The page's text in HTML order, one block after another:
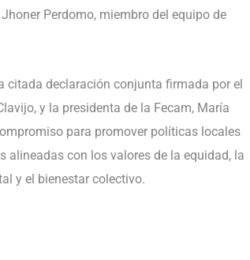
Perdomo, miembro del equipo de
citada declaración conjunta firmada por el
y la presidenta de la Fecam, María
para promover políticas locales
alineadas con los valores de la equidad, la
y el bienestar colectivo.